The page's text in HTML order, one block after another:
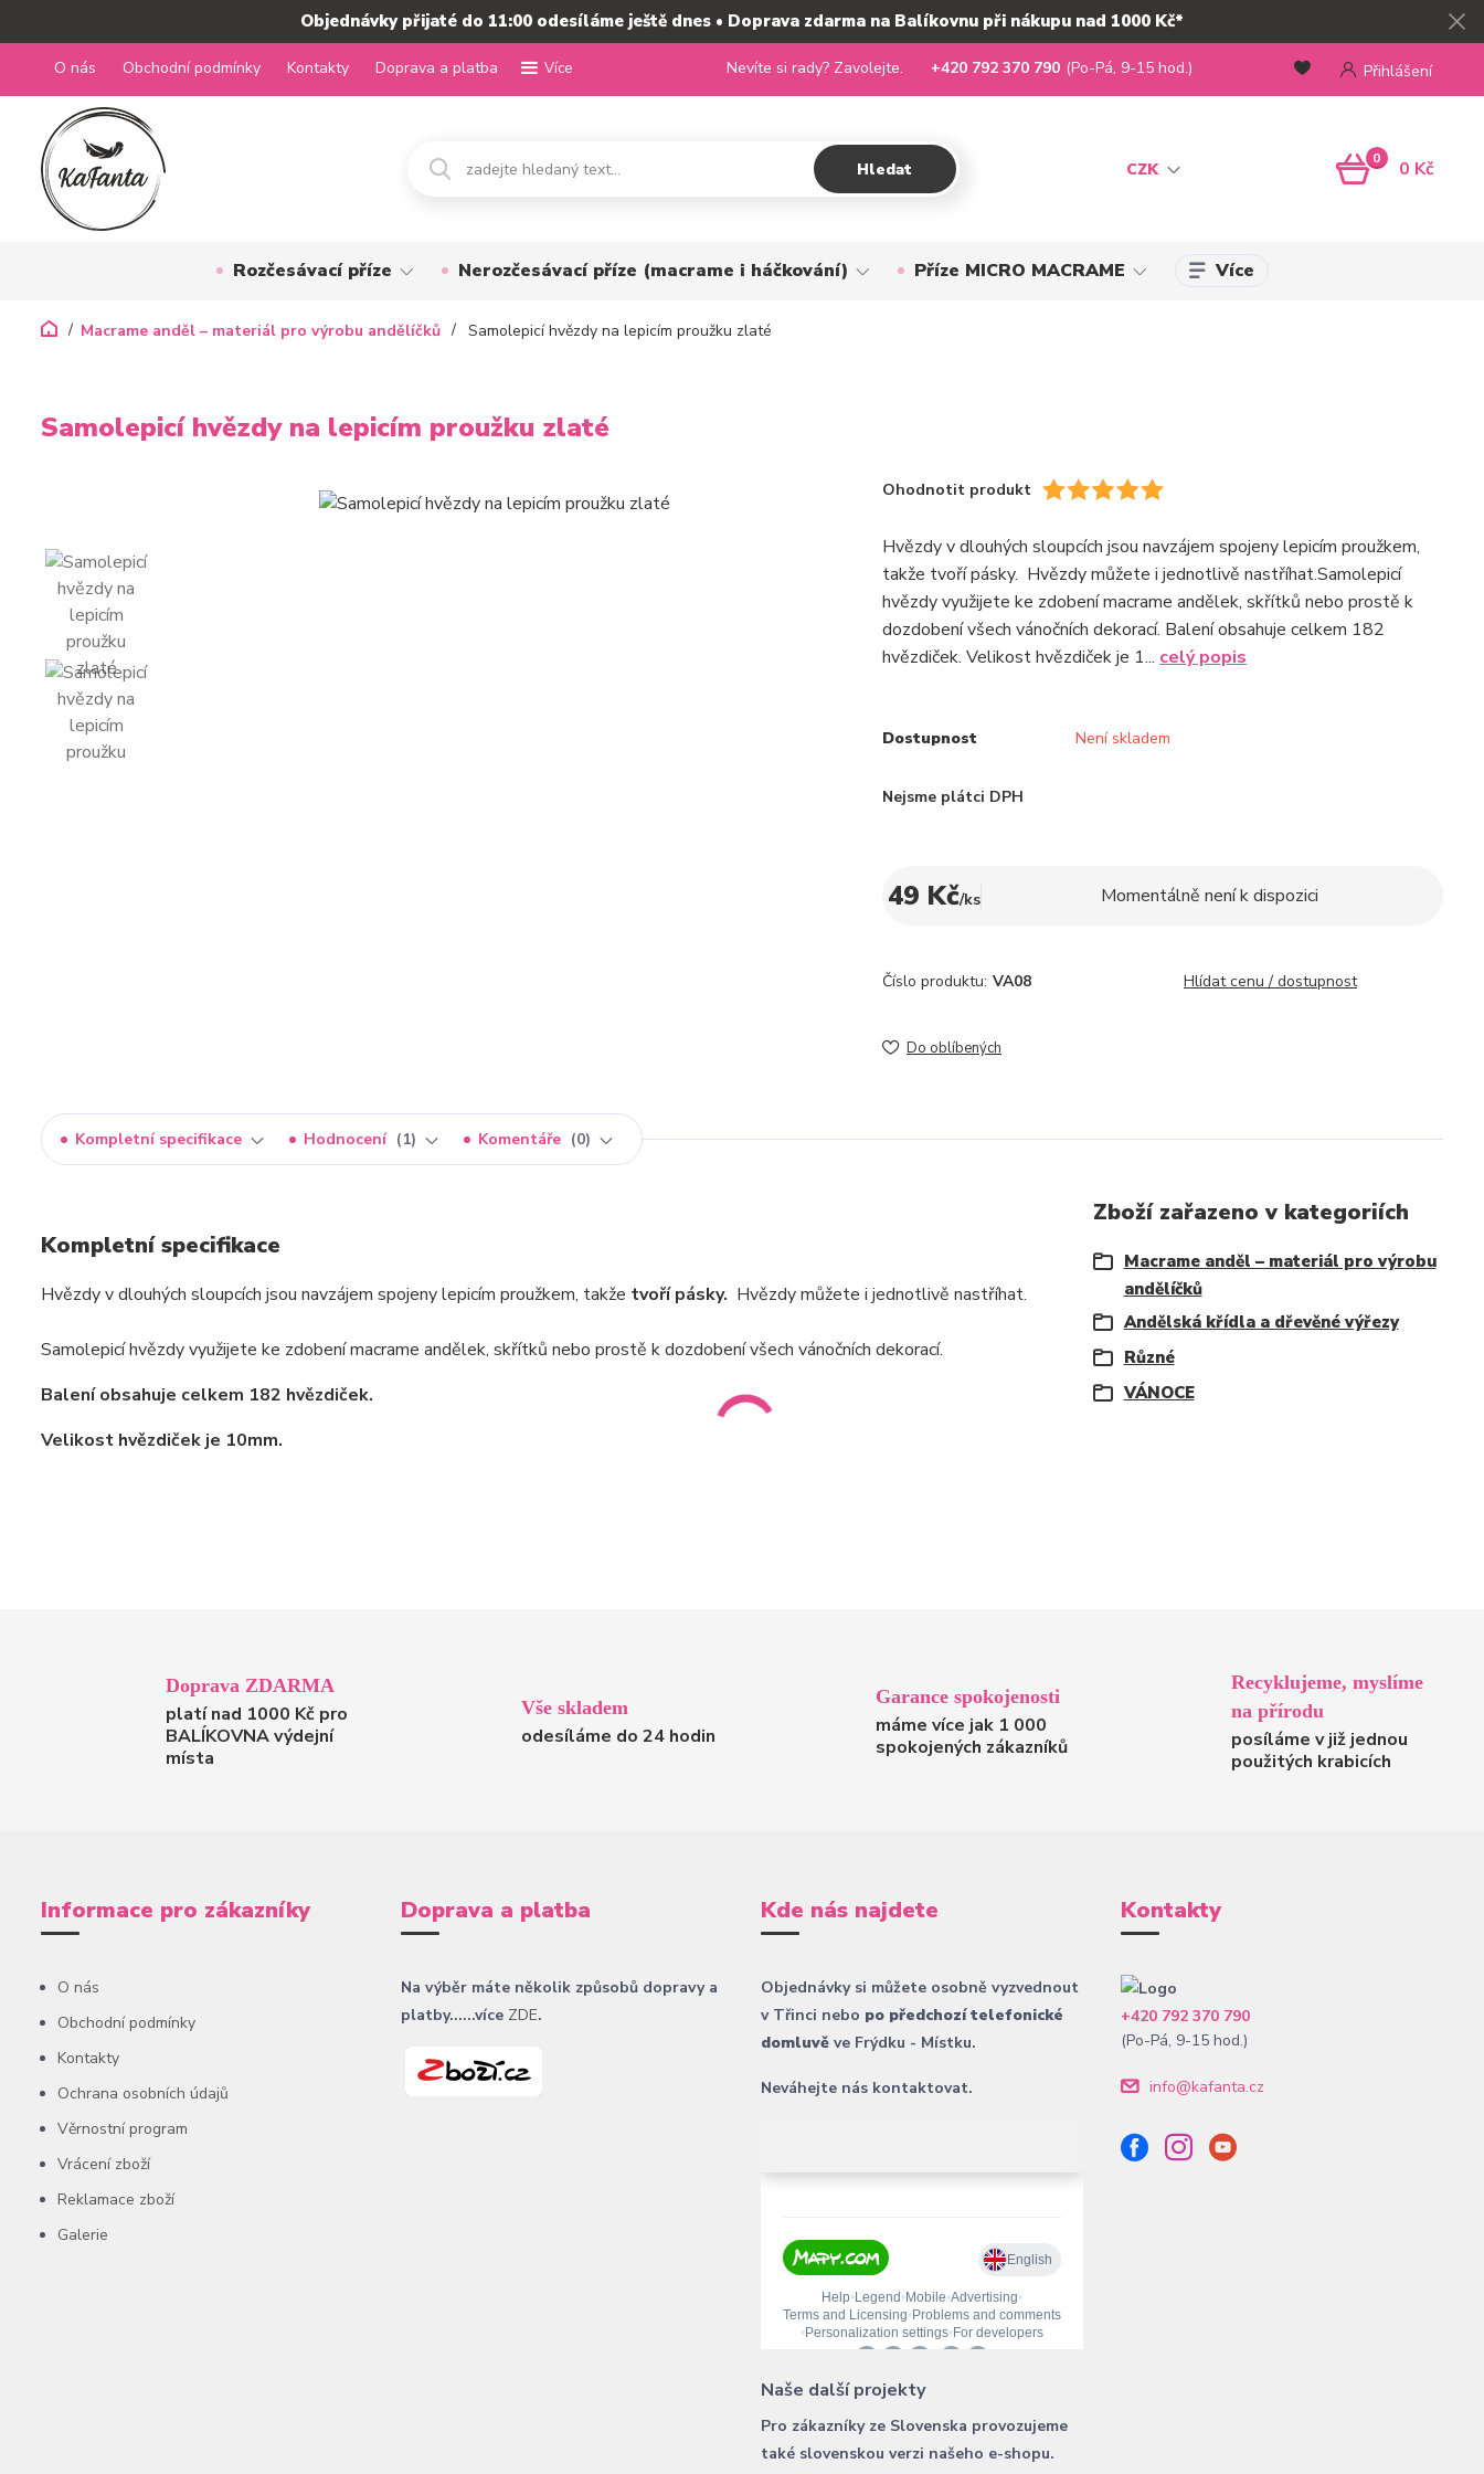
Objednávky přijaté do 11:00 odesíláme ještě dnes • Doprava zdarma na Balíkovnu při nákupu nad 1000 Kč*
O nás Obchodní podmínky Kontakty Doprava a platba Více
CZK
Přihlášení
Hledat
Nevíte si rady? Zavolejte. +420 792 370 790 (Po-Pá, 9-15 hod.)
0 0 Kč
Rozčesávací příze Nerozčesávací příze (macrame i háčkování) Příze MICRO MACRAME Více
Macrame anděl – materiál pro výrobu andělíčků Samolepicí hvězdy na lepicím proužku zlaté
Samolepicí hvězdy na lepicím proužku zlaté
Ohodnotit produkt
Hvězdy v dlouhých sloupcích jsou navzájem spojeny lepicím proužkem,
takže tvoří pásky. Hvězdy můžete i jednotlivě nastříhat.Samolepicí
hvězdy využijete ke zdobení macrame andělek, skřítků nebo prostě k
dozdobení všech vánočních dekorací. Balení obsahuje celkem 182
hvězdiček. Velikost hvězdiček je 1... celý popis
Dostupnost Není skladem
Nejsme plátci DPH
49 Kč/ks Momentálně není k dispozici
Číslo produktu: VA08 Hlídat cenu / dostupnost
Do oblíbených
Kompletní specifikace Hodnocení 1 Komentáře 0
Kompletní specifikace
Hvězdy v dlouhých sloupcích jsou navzájem spojeny lepicím proužkem, takže tvoří pásky. Hvězdy můžete i jednotlivě nastříhat.
Samolepicí hvězdy využijete ke zdobení macrame andělek, skřítků nebo prostě k dozdobení všech vánočních dekorací.
Balení obsahuje celkem 182 hvězdiček.
Velikost hvězdiček je 10mm.
Zboží zařazeno v kategoriích
Macrame anděl – materiál pro výrobu
andělíčků
Andělská křídla a dřevěné výřezy
Různé
VÁNOCE
Doprava ZDARMA
platí nad 1000 Kč pro
BALÍKOVNA výdejní
místa
Vše skladem
odesíláme do 24 hodin
Garance spokojenosti
máme více jak 1 000
spokojených zákazníků
Recyklujeme, myslíme
na přírodu
posíláme v již jednou
použitých krabicích
Informace pro zákazníky
O nás
Obchodní podmínky
Kontakty
Ochrana osobních údajů
Věrnostní program
Vrácení zboží
Reklamace zboží
Galerie
Doprava a platba
Na výběr máte několik způsobů dopravy a
platby......více ZDE.
Kde nás najdete
Objednávky si můžete osobně vyzvednout
v Třinci nebo po předchozí telefonické
domluvě ve Frýdku - Místku.
Neváhejte nás kontaktovat.
Naše další projekty
Pro zákazníky ze Slovenska provozujeme
také slovenskou verzi našeho e-shopu.
Kontakty
+420 792 370 790
(Po-Pá, 9-15 hod.)
info@kafanta.cz